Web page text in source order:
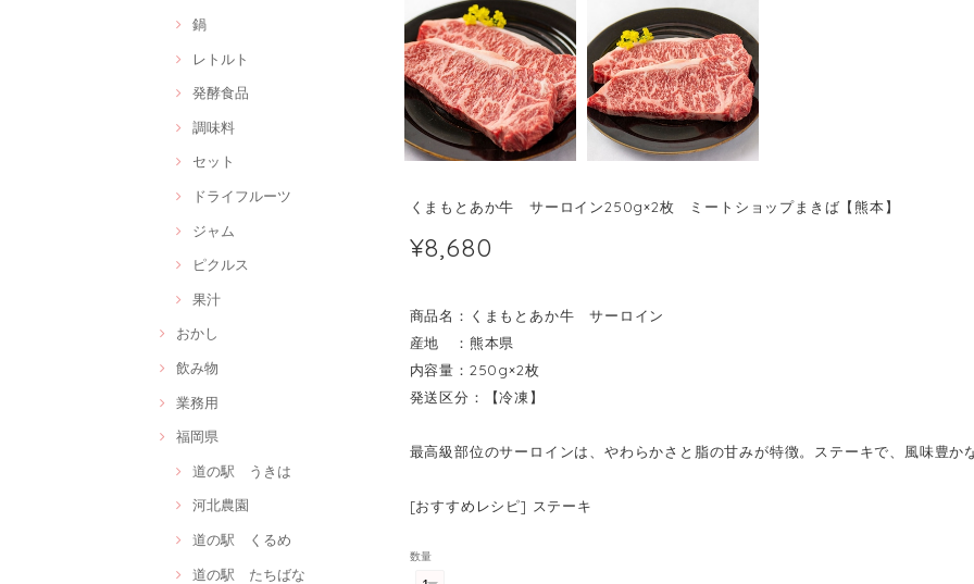
鍋
レトルト
発酵食品
調味料
セット
ドライフルーツ
ジャム
ピクルス
果汁
おかし
飲み物
業務用
福岡県
道の駅 うきは
河北農園
道の駅 くるめ
道の駅 たちばな
くまもとあか牛 サーロイン250g×2枚 ミートショップまきば【熊本】
¥8,680
商品名：くまもとあか牛 サーロイン
産地 ：熊本県
内容量：250g×2枚
発送区分：【冷凍】
最高級部位のサーロインは、やわらかさと脂の甘みが特徴。ステーキで、風味豊か
[おすすめレシピ] ステーキ
数量